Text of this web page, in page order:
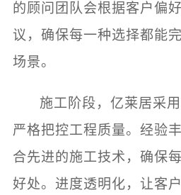
的顾问团队会根据客户偏
议，确保每一种选择都能
场景。
施工阶段，亿莱居采
严格把控工程质量。经验
合先进的施工技术，确保
好处。进度透明化，让客